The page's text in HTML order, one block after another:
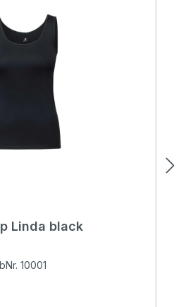
von 5 von 5 Sternen
Linda black
10001